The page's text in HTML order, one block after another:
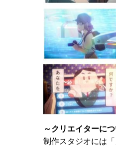
～クリエイターに
制作スタジオには